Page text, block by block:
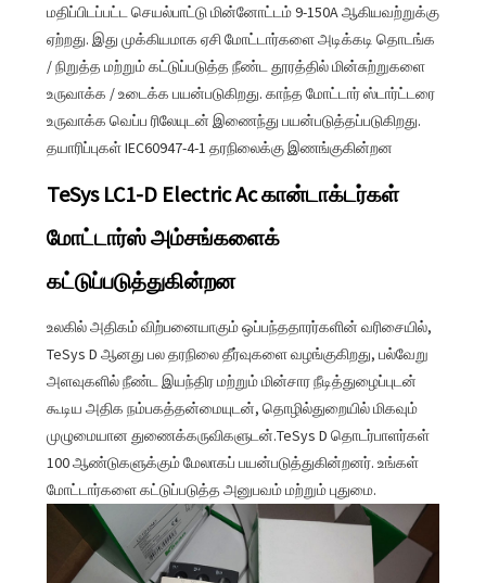
மதிப்பிடப்பட்ட செயல்பாட்டு மின்னோட்டம் 9-150A ஆகியவற்றுக்கு
ஏற்றது. இது முக்கியமாக ஏசி மோட்டார்களை அடிக்கடி தொடங்க
/ நிறுத்த மற்றும் கட்டுப்படுத்த நீண்ட தூரத்தில் மின்சுற்றுகளை
உருவாக்க / உடைக்க பயன்படுகிறது. காந்த மோட்டார் ஸ்டார்ட்டரை
உருவாக்க வெப்ப ரிலேயுடன் இணைந்து பயன்படுத்தப்படுகிறது.
தயாரிப்புகள் IEC60947-4-1 தரநிலைக்கு இணங்குகின்றன
TeSys LC1-D Electric Ac கான்டாக்டர்கள்
மோட்டார்ஸ் அம்சங்களைக்
கட்டுப்படுத்துகின்றன
உலகில் அதிகம் விற்பனையாகும் ஒப்பந்ததாரர்களின் வரிசையில்,
TeSys D ஆனது பல தரநிலை தீர்வுகளை வழங்குகிறது, பல்வேறு
அளவுகளில் நீண்ட இயந்திர மற்றும் மின்சார நீடித்துழைப்புடன்
கூடிய அதிக நம்பகத்தன்மையுடன், தொழில்துறையில் மிகவும்
முழுமையான துணைக்கருவிகளுடன்.TeSys D தொடர்பாளர்கள்
100 ஆண்டுகளுக்கும் மேலாகப் பயன்படுத்துகின்றனர். உங்கள்
மோட்டார்களை கட்டுப்படுத்த அனுபவம் மற்றும் புதுமை.